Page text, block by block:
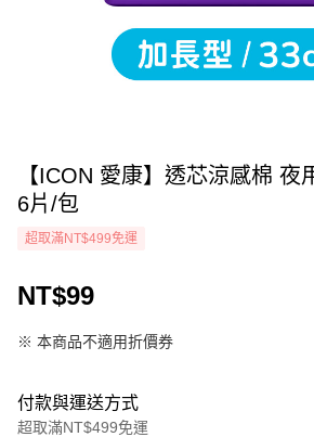
【ICON 愛康】透芯涼感棉 夜
6片/包
超取滿NT$499免運
NT$99
※ 本商品不適用折價券
付款與運送方式
超取滿NT$499免運